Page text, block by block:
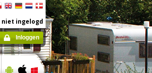
niet ingelogd
Inloggen